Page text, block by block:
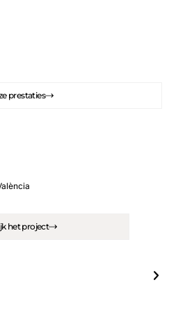
prestaties
het project